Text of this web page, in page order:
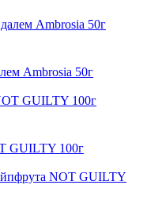
Ambrosia 50г
GUILTY 100г